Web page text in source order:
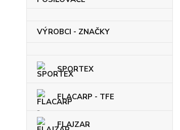
VÝROBCI - ZNAČKY
SPORTEX
FLACARP - TFE
FLAJZAR